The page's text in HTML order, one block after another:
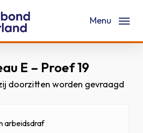
Menu
E – Proef 19
doorzitten worden gevraagd
arbeidsdraf